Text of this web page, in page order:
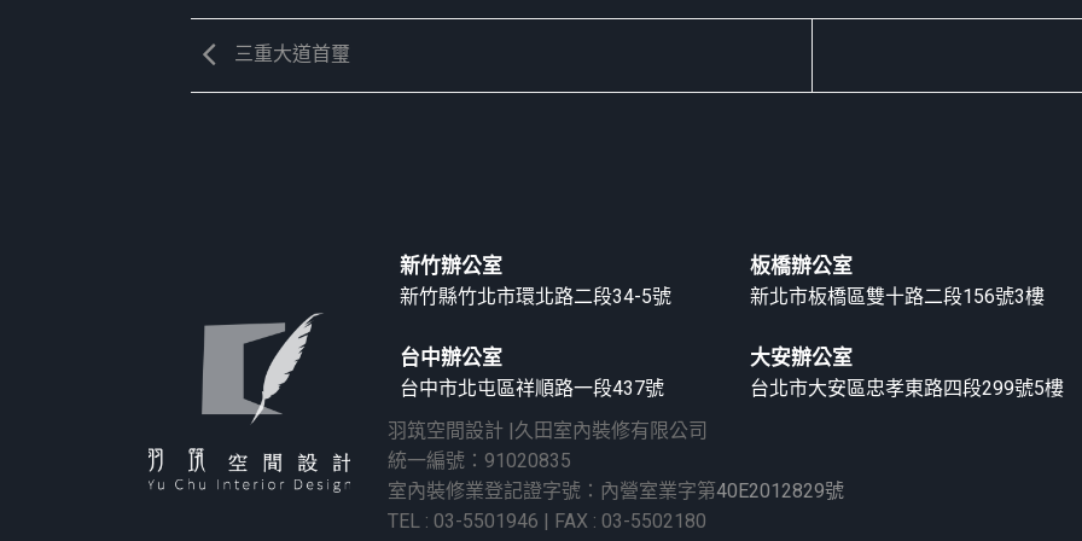
三重大道首璽
新竹辦公室
新竹縣竹北市環北路二段34-5號
台中辦公室
台中市北屯區祥順路一段437號
板橋辦公室
新北市板橋區雙十路二段156號3樓
大安辦公室
台北市大安區忠孝東路四段299號5樓
羽筑空間設計 |久田室內裝修有限公司
統一編號：91020835
室內裝修業登記證字號：內營室業字第40E2012829號
TEL : 03-5501946 | FAX : 03-5502180